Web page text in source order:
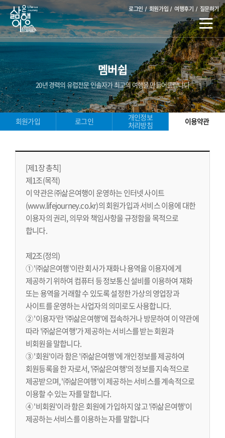
로그인 회원가입 여행후기 질문하기
멤버쉽
20년 경력의 유럽전문 인솔자가 최고의 여행을 만들어드립니다
회원가입 로그인
개인정보
처리방침
이용약관
[제1장 총칙]
제1조(목적)
이 약관은 ㈜삶은여행이 운영하는 인터넷 사이트
(www.lifejourney.co.kr)의 회원가입과 서비스 이용에 대한
이용자의 권리, 의무와 책임사항을 규정함을 목적으로
합니다.
제2조(정의)
① '㈜삶은여행'이란 회사가 재화나 용역을 이용자에게
제공하기 위하여 컴퓨터 등 정보통신 설비를 이용하여 재화
또는 용역을 거래할 수 있도록 설정한 가상의 영업장과
사이트를 운영하는 사업자의 의미로도 사용합니다.
② '이용자'란 '㈜삶은여행'에 접속하거나 방문하여 이 약관에
따라 '㈜삶은여행'가 제공하는 서비스를 받는 회원과
비회원을 말합니다.
③ '회원'이라 함은 '㈜삶은여행'에 개인정보를 제공하여
회원등록을 한 자로서, '㈜삶은여행'의 정보를 지속적으로
제공받으며, '㈜삶은여행'이 제공하는 서비스를 계속적으로
이용할 수 있는 자를 말합니다.
④ '비회원'이라 함은 회원에 가입하지 않고 '㈜삶은여행'이
제공하는 서비스를 이용하는 자를 말합니다